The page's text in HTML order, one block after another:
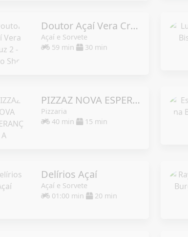
Doutor Açaí Vera Cruz 2 - Posto Shell
Açaí e Sorvete
59 min
30 min
PIZZAZ NOVA ESPERANÇA
Pizzaria
40 min
15 min
Delírios Açaí
Açaí e Sorvete
01:00 min
20 min